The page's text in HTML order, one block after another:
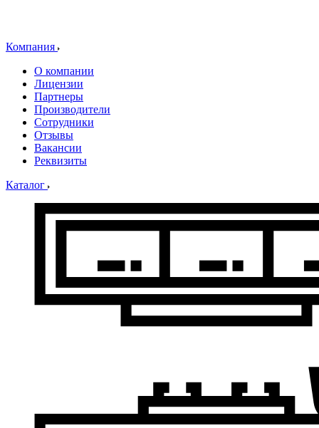
Компания
О компании
Лицензии
Партнеры
Производители
Сотрудники
Отзывы
Вакансии
Реквизиты
Каталог